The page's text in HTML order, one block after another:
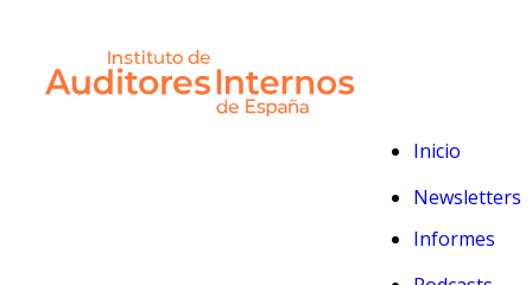
Inicio
Newsletters
Informes